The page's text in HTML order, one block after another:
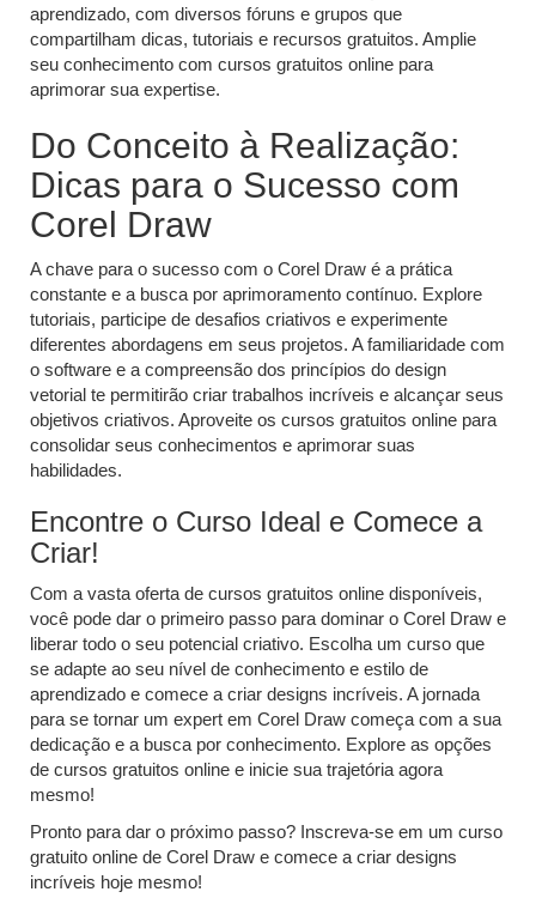
aprendizado, com diversos fóruns e grupos que
compartilham dicas, tutoriais e recursos gratuitos. Amplie
seu conhecimento com cursos gratuitos online para
aprimorar sua expertise.
Do Conceito à Realização:
Dicas para o Sucesso com
Corel Draw
A chave para o sucesso com o Corel Draw é a prática
constante e a busca por aprimoramento contínuo. Explore
tutoriais, participe de desafios criativos e experimente
diferentes abordagens em seus projetos. A familiaridade com
o software e a compreensão dos princípios do design
vetorial te permitirão criar trabalhos incríveis e alcançar seus
objetivos criativos. Aproveite os cursos gratuitos online para
consolidar seus conhecimentos e aprimorar suas
habilidades.
Encontre o Curso Ideal e Comece a
Criar!
Com a vasta oferta de cursos gratuitos online disponíveis,
você pode dar o primeiro passo para dominar o Corel Draw e
liberar todo o seu potencial criativo. Escolha um curso que
se adapte ao seu nível de conhecimento e estilo de
aprendizado e comece a criar designs incríveis. A jornada
para se tornar um expert em Corel Draw começa com a sua
dedicação e a busca por conhecimento. Explore as opções
de cursos gratuitos online e inicie sua trajetória agora
mesmo!
Pronto para dar o próximo passo? Inscreva-se em um curso
gratuito online de Corel Draw e comece a criar designs
incríveis hoje mesmo!